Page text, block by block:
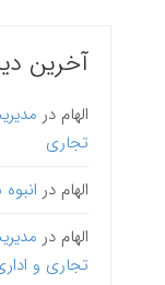
آخرین
الهام در
تجاری
الهام در
الهام در
تجاری و